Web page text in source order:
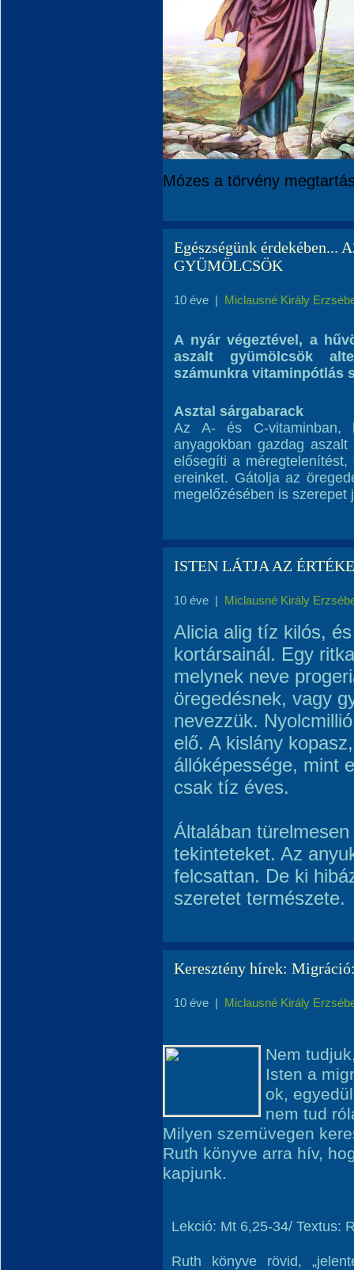
Mózes a törvény
Egészségünk érdekében...
GYÜMÖLCSÖK
10 éve | Miclausné Király
A nyár végeztével, a
aszalt gyümölcsök
számunkra vitaminpótlás
Asztal sárgabarack
Az A- és C-vitaminban,
anyagokban gazdag
elősegíti a
ereinket. Gátolja az
megelőzésében is szerepet
ISTEN LÁTJA AZ
10 éve | Miclausné Király
Alicia alig tíz kilós,
kortársainál. Egy
melynek neve
öregedésnek, vagy
nevezzük.
elő. A kislány
állóképessége, mint
csak tíz éves.
Általában
tekinteteket. Az
felcsattan. De ki
szeretet természete.
Keresztény hírek:
10 éve | Miclausné Király
Nem
Isten a
ok,
nem tud
Milyen szemüvegen
Ruth könyve arra hív,
kapjunk.
Lekció: Mt 6,25-34/ Textus:
Ruth könyve rövid,